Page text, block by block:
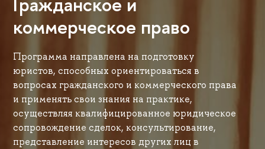
коммерческое право
Программа направлена на подготовку
юристов, способных ориентироваться в
вопросах гражданского и коммерческого права
и применять свои знания на практике,
осуществляя квалифицированное юридическое
сопровождение сделок, консультирование,
представление интересов других лиц в